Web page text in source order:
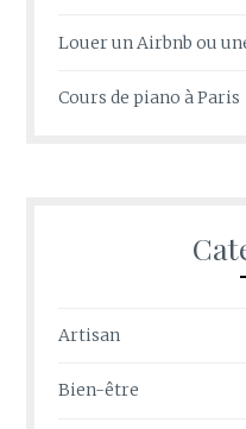
Louer un Airbnb ou
Cours de piano à Paris
Artisan
Bien-être